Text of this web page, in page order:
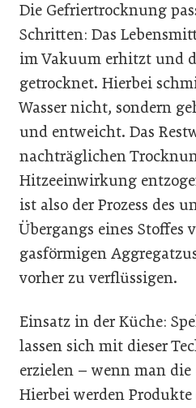
Die Gefriertrocknung
Schritten: Das
im Vakuum erhitzt und
getrocknet. Hierbei
Wasser nicht, sondern
und entweicht. Das
nachträglichen
Hitzeeinwirkung
ist also der Prozess des
Übergangs eines Stoffes
gasförmigen
vorher zu verflüssigen.
Einsatz in der Küche:
lassen sich mit dieser
erzielen – wenn man
Hierbei werden